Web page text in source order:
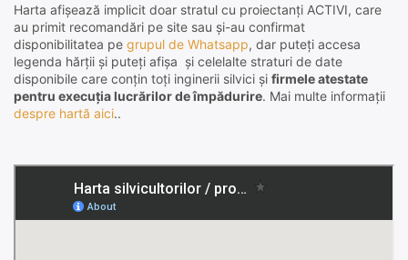
Harta afișează implicit doar stratul cu proiectanți ACTIVI, care
au primit recomandări pe site sau și-au confirmat
disponibilitatea pe grupul de Whatsapp, dar puteți accesa
legenda hărții și puteți afișa și celelalte straturi de date
disponibile care conțin toți inginerii silvici și firmele atestate
pentru execuția lucrărilor de împădurire. Mai multe informații
despre hartă aici..